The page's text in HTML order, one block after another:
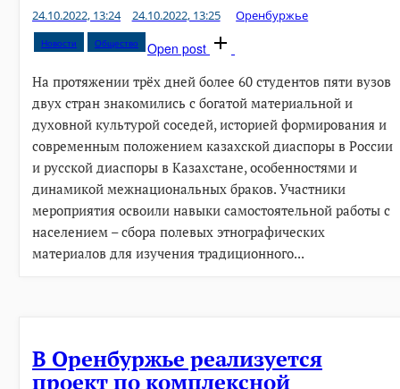
24.10.2022, 13:24 24.10.2022, 13:25 Оренбуржье
Новости Общество
Open post
На протяжении трёх дней более 60 студентов пяти вузов
двух стран знакомились с богатой материальной и
духовной культурой соседей, историей формирования и
современным положением казахской диаспоры в России
и русской диаспоры в Казахстане, особенностями и
динамикой межнациональных браков. Участники
мероприятия освоили навыки самостоятельной работы с
населением – сбора полевых этнографических
материалов для изучения традиционного...
В Оренбуржье реализуется
проект по комплексной